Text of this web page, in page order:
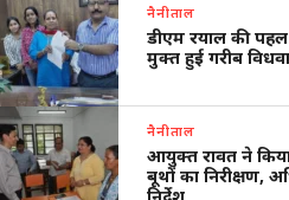
नैनीताल
डीएम रयाल की
मुक्त हुई गरीब
नैनीताल
आयुक्त रावत ने
बूथों का निरीक्षण,
निर्देश